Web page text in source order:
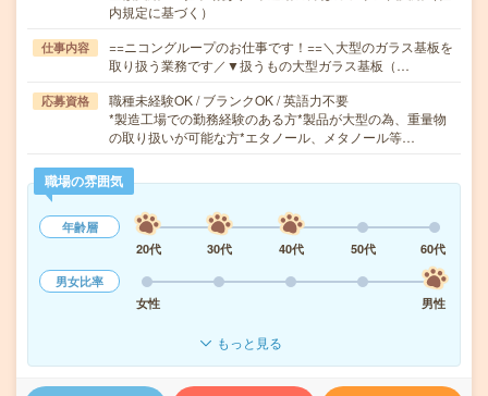
内規定に基づく）
仕事内容
==ニコングループのお仕事です！==＼大型のガラス基板を
取り扱う業務です／▼扱うもの大型ガラス基板（…
応募資格
職種未経験OK / ブランクOK / 英語力不要
*製造工場での勤務経験のある方*製品が大型の為、重量物
の取り扱いが可能な方*エタノール、メタノール等…
職場の雰囲気
年齢層
20代
30代 40代 50代
60代
男女比率
女性
男性
もっと見る